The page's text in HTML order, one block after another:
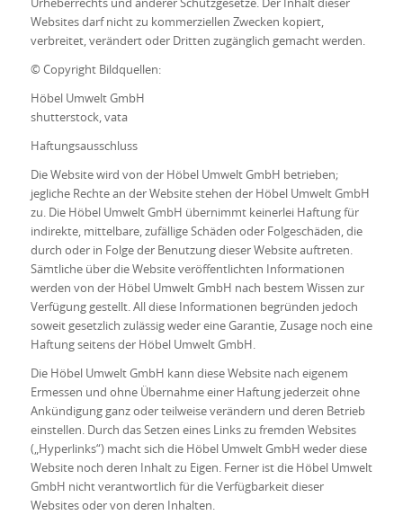
Urheberrechts und anderer Schutzgesetze. Der Inhalt dieser
Websites darf nicht zu kommerziellen Zwecken kopiert,
verbreitet, verändert oder Dritten zugänglich gemacht werden.
© Copyright Bildquellen:
Höbel Umwelt GmbH
shutterstock, vata
Haftungsausschluss
Die Website wird von der Höbel Umwelt GmbH betrieben;
jegliche Rechte an der Website stehen der Höbel Umwelt GmbH
zu. Die Höbel Umwelt GmbH übernimmt keinerlei Haftung für
indirekte, mittelbare, zufällige Schäden oder Folgeschäden, die
durch oder in Folge der Benutzung dieser Website auftreten.
Sämtliche über die Website veröffentlichten Informationen
werden von der Höbel Umwelt GmbH nach bestem Wissen zur
Verfügung gestellt. All diese Informationen begründen jedoch
soweit gesetzlich zulässig weder eine Garantie, Zusage noch eine
Haftung seitens der Höbel Umwelt GmbH.
Die Höbel Umwelt GmbH kann diese Website nach eigenem
Ermessen und ohne Übernahme einer Haftung jederzeit ohne
Ankündigung ganz oder teilweise verändern und deren Betrieb
einstellen. Durch das Setzen eines Links zu fremden Websites
(„Hyperlinks“) macht sich die Höbel Umwelt GmbH weder diese
Website noch deren Inhalt zu Eigen. Ferner ist die Höbel Umwelt
GmbH nicht verantwortlich für die Verfügbarkeit dieser
Websites oder von deren Inhalten.